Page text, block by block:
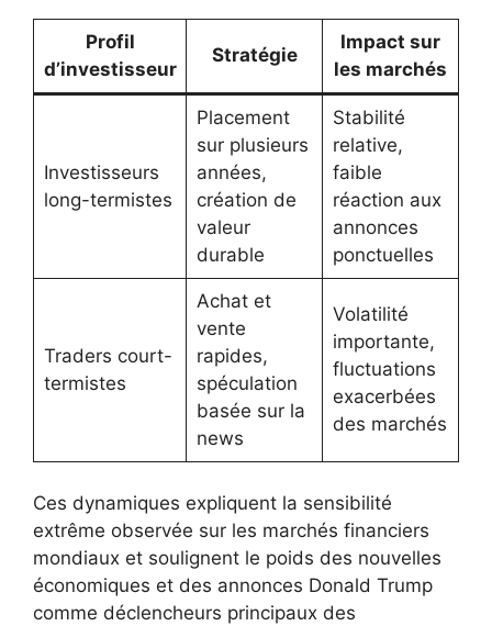
Profil
d’investisseur
Stratégie
Impact sur
les marchés
Investisseurs
long-termistes
Placement
sur plusieurs
années,
création de
valeur
durable
Stabilité
relative,
faible
réaction aux
annonces
ponctuelles
Traders court-
termistes
Achat et
vente
rapides,
spéculation
basée sur la
news
Volatilité
importante,
fluctuations
exacerbées
des marchés
Ces dynamiques expliquent la sensibilité
extrême observée sur les marchés financiers
mondiaux et soulignent le poids des nouvelles
économiques et des annonces Donald Trump
comme déclencheurs principaux des